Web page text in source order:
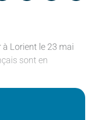
Lorient le 23 mai
sont en